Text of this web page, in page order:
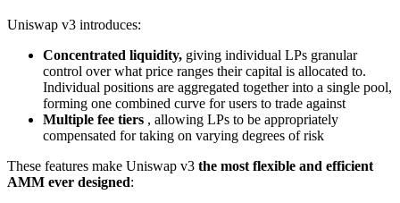
Uniswap v3 introduces:
Concentrated liquidity, giving individual LPs granular
control over what price ranges their capital is allocated to.
Individual positions are aggregated together into a single pool,
forming one combined curve for users to trade against
Multiple fee tiers , allowing LPs to be appropriately
compensated for taking on varying degrees of risk
These features make Uniswap v3 the most flexible and efficient
AMM ever designed: